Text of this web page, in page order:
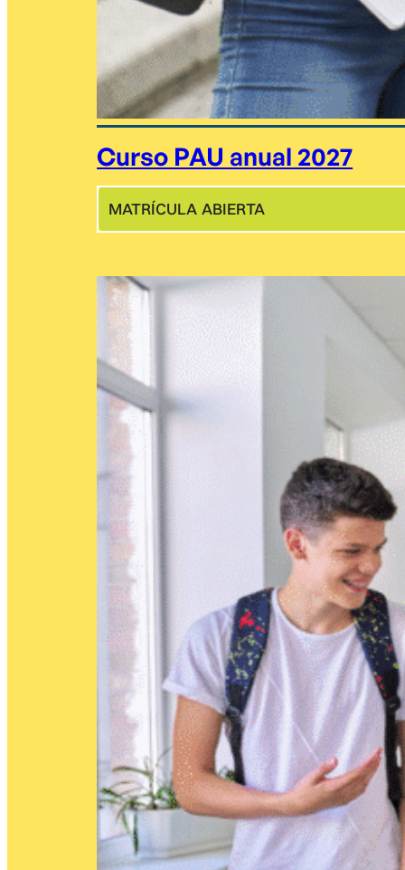
Curso PAU anual 2027
MATRÍCULA ABIERTA